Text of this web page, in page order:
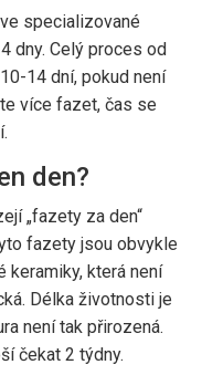
specializované
dny. Celý proces od
14 dní, pokud není
více fazet, čas se
den?
„fazety za den“
fazety jsou obvykle
keramiky, která není
Délka životnosti je
není tak přirozená.
čekat 2 týdny.